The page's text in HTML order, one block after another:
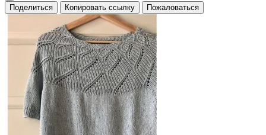
Поделиться Копировать ссылку Пожаловаться